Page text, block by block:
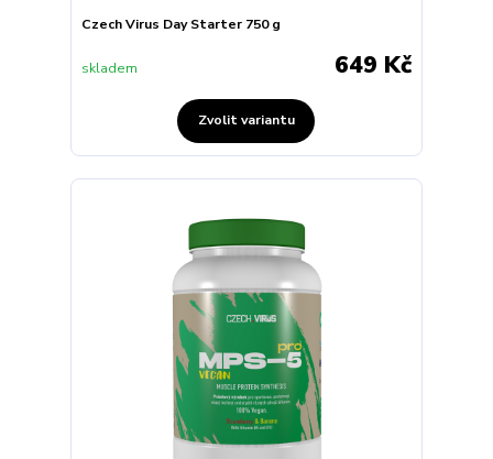
Czech Virus Day Starter 750 g
649 Kč
skladem
Zvolit variantu